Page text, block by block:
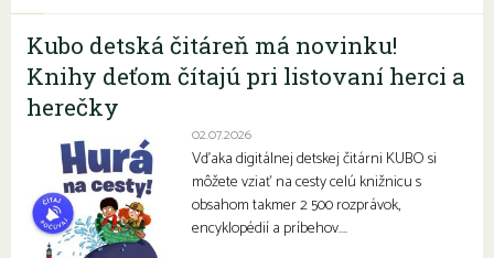
Kubo detská čitáreň má novinku!
Knihy deťom čítajú pri listovaní herci a
herečky
02.07.2026
Vďaka digitálnej detskej čitárni KUBO si
môžete vziať na cesty celú knižnicu s
obsahom takmer 2 500 rozprávok,
encyklopédií a príbehov….